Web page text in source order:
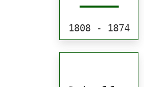
1808 - 1874